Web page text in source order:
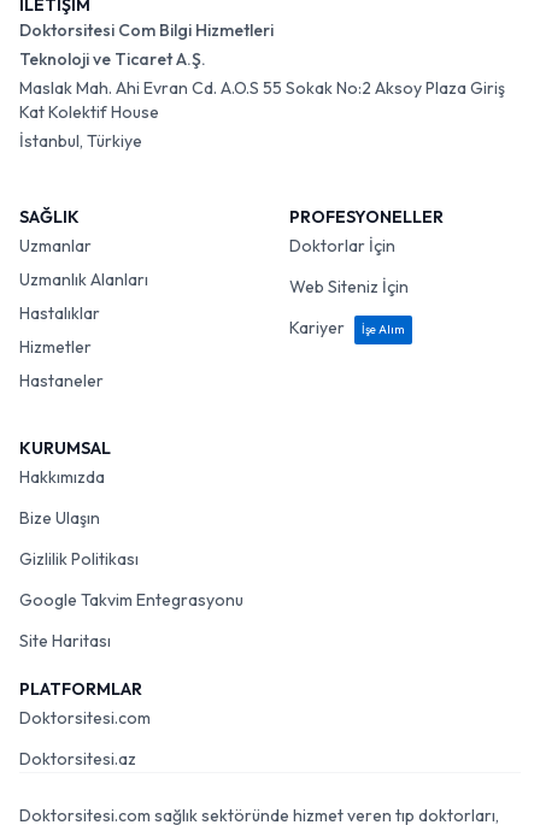
İLETİŞİM
Doktorsitesi Com Bilgi Hizmetleri
Teknoloji ve Ticaret A.Ş.
Maslak Mah. Ahi Evran Cd. A.O.S 55 Sokak No:2 Aksoy Plaza Giriş
Kat Kolektif House
İstanbul, Türkiye
SAĞLIK
Uzmanlar
Uzmanlık Alanları
Hastalıklar
Hizmetler
Hastaneler
PROFESYONELLER
Doktorlar İçin
Web Siteniz İçin
Kariyer
İşe Alım
KURUMSAL
Hakkımızda
Bize Ulaşın
Gizlilik Politikası
Google Takvim Entegrasyonu
Site Haritası
PLATFORMLAR
Doktorsitesi.com
Doktorsitesi.az
Doktorsitesi.com sağlık sektöründe hizmet veren tıp doktorları,